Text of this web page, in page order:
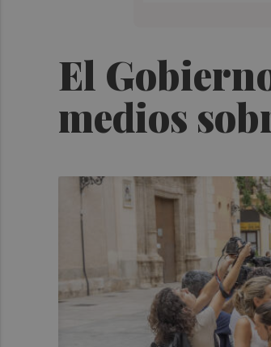
El
medios